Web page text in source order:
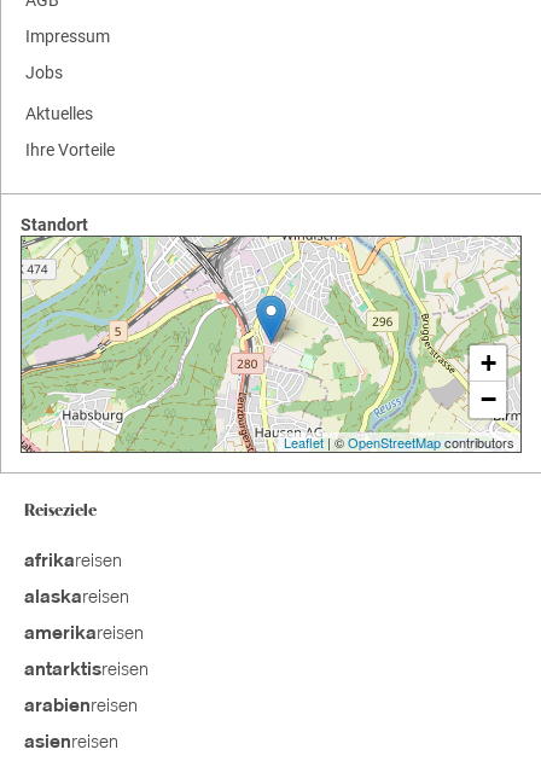
Impressum
Jobs
Aktuelles
Ihre Vorteile
Standort
+
−
Leaflet| ©OpenStreetMapcontributors
Reiseziele
afrikareisen
alaskareisen
amerikareisen
antarktisreisen
arabienreisen
asienreisen